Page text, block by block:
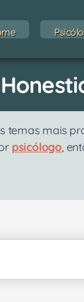
mais
psicólogo,